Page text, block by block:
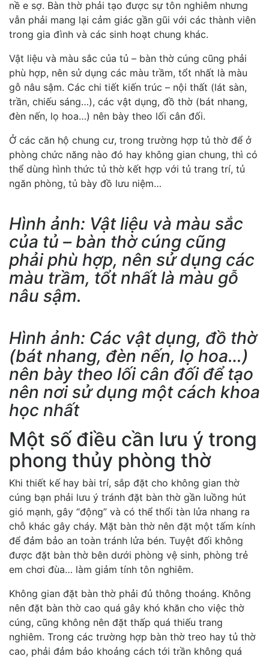
nề e sợ. Bàn thờ phải tạo được sự tôn nghiêm nhưng
vẫn phải mang lại cảm giác gần gũi với các thành viên
trong gia đình và các sinh hoạt chung khác.
Vật liệu và màu sắc của tủ – bàn thờ cúng cũng phải
phù hợp, nên sử dụng các màu trầm, tổt nhất là màu
gỗ nâu sậm. Các chi tiết kiến trúc – nội thất (lát sàn,
trần, chiếu sáng…), các vật dụng, đồ thờ (bát nhang,
đèn nến, lọ hoa…) nên bày theo lối cân đối.
Ở các căn hộ chung cư, trong trường hợp tủ thờ để ở
phòng chức năng nào đó hay không gian chung, thì có
thể dùng hình thức tủ thờ kết hợp với tủ trang trí, tủ
ngăn phòng, tủ bày đồ lưu niệm…
Hình ảnh: Vật liệu và màu sắc
của tủ – bàn thờ cúng cũng
phải phù hợp, nên sử dụng các
màu trầm, tổt nhất là màu gỗ
nâu sậm.
Hình ảnh: Các vật dụng, đồ thờ
(bát nhang, đèn nến, lọ hoa…)
nên bày theo lối cân đối để tạo
nên nơi sử dụng một cách khoa
học nhất
Một số điều cần lưu ý trong
phong thủy phòng thờ
Khi thiết kế hay bài trí, sắp đặt cho không gian thờ
cúng bạn phải lưu ý tránh đặt bàn thờ gần luồng hút
gió mạnh, gây “động” và có thể thổi tàn lửa nhang ra
chỗ khác gây cháy. Mặt bàn thờ nên đặt một tấm kính
để đảm bảo an toàn tránh lửa bén. Tuyệt đối không
được đặt bàn thờ bên dưới phòng vệ sinh, phòng trẻ
em chơi đùa… làm giảm tính tôn nghiêm.
Không gian đặt bàn thờ phải đủ thông thoáng. Không
nên đặt bàn thờ cao quá gây khó khăn cho việc thờ
cúng, cũng không nên đặt thấp quá thiếu trang
nghiêm. Trong các trường hợp bàn thờ treo hay tủ thờ
cao, phải đảm bảo khoảng cách tới trần không quá